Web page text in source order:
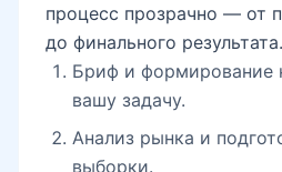
процесс прозрачно — от
до финального результата.
Бриф и формирование
вашу задачу.
Анализ рынка и
выборки.